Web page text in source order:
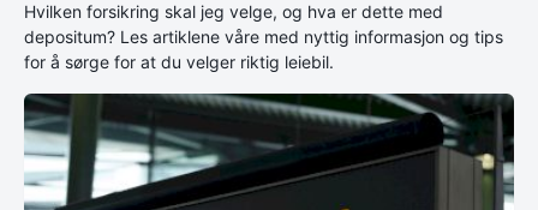
Hvilken forsikring skal jeg velge, og hva er dette med
depositum? Les artiklene våre med nyttig informasjon og tips
for å sørge for at du velger riktig leiebil.